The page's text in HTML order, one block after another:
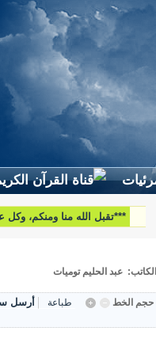
***تقبل الله منا ومنكم، وكل
الكاتب: عبد الحليم توميات
حجم الخط طباعة أرسل